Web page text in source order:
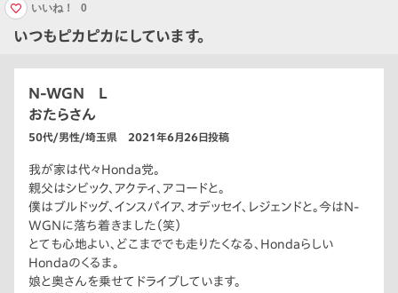
いつもピカピカにしています。
いいね！ 0
N-WGN L
おたらさん
50代/男性/埼玉県 2021年6月26日投稿
我が家は代々Honda党。
親父はシビック、アクティ、アコードと。
僕はブルドッグ、インスパイア、オデッセイ、レジェンドと。今はN-
WGNに落ち着きました（笑）
とても心地よい、どこまででも走りたくなる、Hondaらしい
Hondaのくるま。
娘と奥さんを乗せてドライブしています。